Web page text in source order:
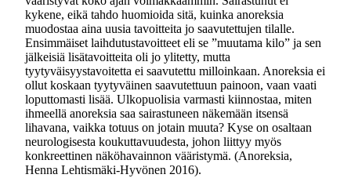
kykene, eikä tahdo huomioida sitä, kuinka anoreksia
muodostaa aina uusia tavoitteita jo saavutettujen tilalle.
Ensimmäiset laihdutustavoitteet eli se ”muutama kilo” ja sen
jälkeisiä lisätavoitteita oli jo ylitetty, mutta
tyytyväisyystavoitetta ei saavutettu milloinkaan. Anoreksia ei
ollut koskaan tyytyväinen saavutettuun painoon, vaan vaati
loputtomasti lisää. Ulkopuolisia varmasti kiinnostaa, miten
ihmeellä anoreksia saa sairastuneen näkemään itsensä
lihavana, vaikka totuus on jotain muuta? Kyse on osaltaan
neurologisesta koukuttavuudesta, johon liittyy myös
konkreettinen näköhavainnon vääristymä. (Anoreksia,
Henna Lehtismäki-Hyvönen 2016).